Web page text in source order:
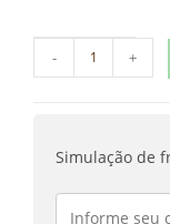
- +
Simulação de